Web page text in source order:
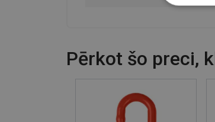
Pērkot šo preci,